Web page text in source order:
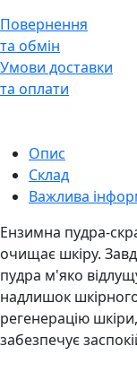
Повернення
та обмін
Умови доставки
та оплати
Опис
Склад
Важлива
Ензимна пудра-
очищає шкіру.
пудра м'яко
надлишок
регенерацію
забезпечує